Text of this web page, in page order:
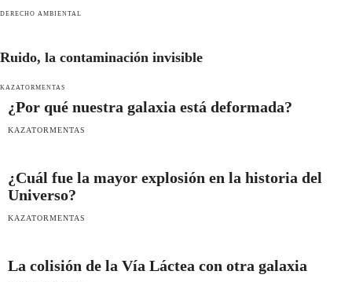
DERECHO AMBIENTAL
Ruido, la contaminación invisible
KAZATORMENTAS
¿Por qué nuestra galaxia está deformada?
KAZATORMENTAS
¿Cuál fue la mayor explosión en la historia del
Universo?
KAZATORMENTAS
La colisión de la Vía Láctea con otra galaxia